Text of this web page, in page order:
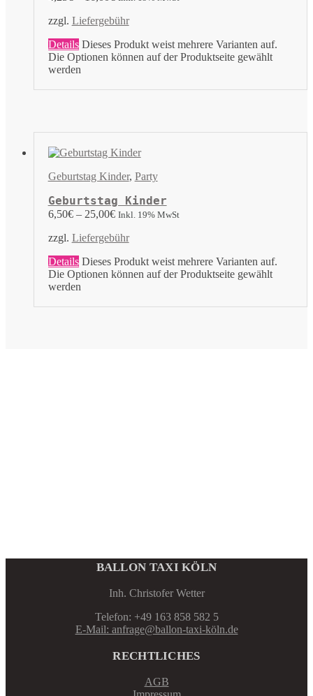
zzgl. Liefergebühr
Details Dieses Produkt weist mehrere Varianten auf.
Die Optionen können auf der Produktseite gewählt
werden
Geburtstag Kinder, Party
Geburtstag Kinder
6,50€– 25,00€ Inkl. 19% MwSt
zzgl. Liefergebühr
Details Dieses Produkt weist mehrere Varianten auf.
Die Optionen können auf der Produktseite gewählt
werden
BALLON TAXI KÖLN
Inh. Christofer Wetter
Telefon: +49 163 858 582 5
E-Mail: anfrage@ballon-taxi-köln.de
RECHTLICHES
AGB